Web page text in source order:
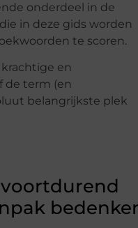
onderdeel in de
in deze gids worden
te scoren.
en
de term (en
belangrijkste plek